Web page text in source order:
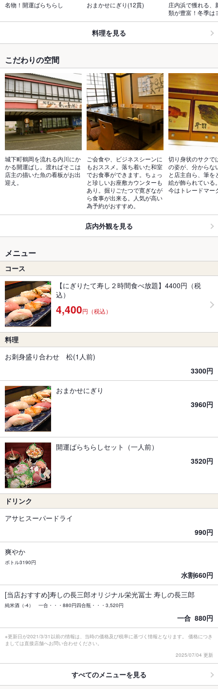
名物！開運ばらちらし おまかせにぎり(12貫)
庄内浜で獲れる、
類が豊富！冬季は
料理を見る
こだわりの空間
城下町鶴岡を流れる内川にか
かる開運ばし。渡ればそこは
店主の描いた魚の看板がお出
迎え。
ご会食や、ビジネスシーンに
もおススメ。落ち着いた和室
でお食事ができます。ちょっ
と珍しいお座敷カウンターも
あり。掘りごたつで寛ぎなが
ら食事が出来る。人気が高い
為予約がおすすめ。
切り身状のサクで
の姿が、分からな
と店主自ら、筆を
絵が飾られている
今はトレードマー
店内外観を見る
メニュー
コース
【にぎりたて寿し２時間食べ放題】4400円（税
込）
4,400円（税込）
料理
お刺身盛り合わせ 松(1人前)
3300円
おまかせにぎり
3960円
開運ばらちらしセット（一人前）
3520円
ドリンク
アサヒスーパードライ
990円
爽やか
ボトル3190円
水割660円
[当店おすすめ]寿しの長三郎オリジナル栄光冨士 寿しの長三郎
純米酒（-4） 一合・・・880円四合瓶・・・3,520円
一合 880円
※更新日が2021/3/31以前の情報は、当時の価格及び税率に基づく情報となります。 価格につき
ましては直接店舗へお問い合わせください。
2025/07/04 更新
すべてのメニューを見る